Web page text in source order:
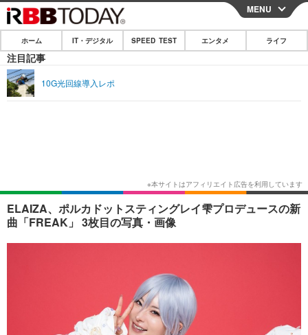
CLOSE
ホーム
IT・デジタル
韓流・K-POP 韓国・芸能
音楽 スポーツ
グラビア ブログ
ライフTOP グルメ
ペット ショッピング
その他
リリース一覧
プッシュ通知の停止方法
MENU
ホーム IT・デジタル SPEED TEST エンタメ ライフ
注目記事
10G光回線導入レポ
ELAIZA、ポルカドットスティングレイ雫プロデュースの新
曲「FREAK」 3枚目の写真・画像